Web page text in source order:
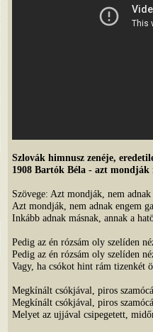
Szlovák himnusz zenéje,
1908 Bartók Béla - azt
Szövege: Azt mondják, nem
Azt mondják, nem adnak engem
Inkább adnak másnak, annak a
Pedig az én rózsám oly szelíden
Pedig az én rózsám oly szelíden
Vagy, ha csókot hint rám tizenkét
Megkínált csókjával, piros
Megkínált csókjával, piros
Melyet az ujjával csipegetett,